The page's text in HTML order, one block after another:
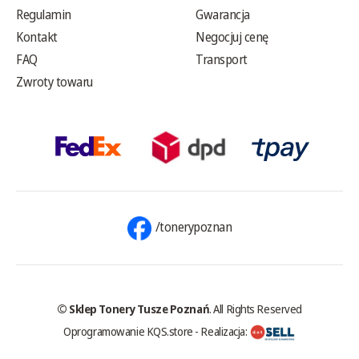
Regulamin
Kontakt
FAQ
Zwroty towaru
Gwarancja
Negocjuj cenę
Transport
/tonerypoznan
© Sklep Tonery Tusze Poznań. All Rights Reserved
Oprogramowanie KQS.store - Realizacja: